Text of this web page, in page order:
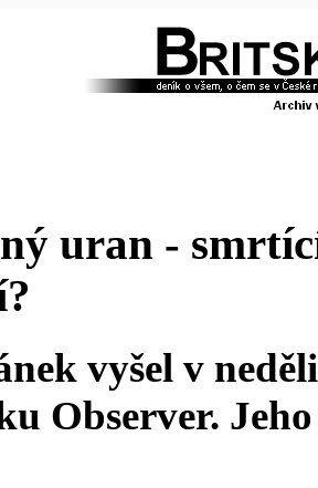
uran -
vyšel v
Observer.